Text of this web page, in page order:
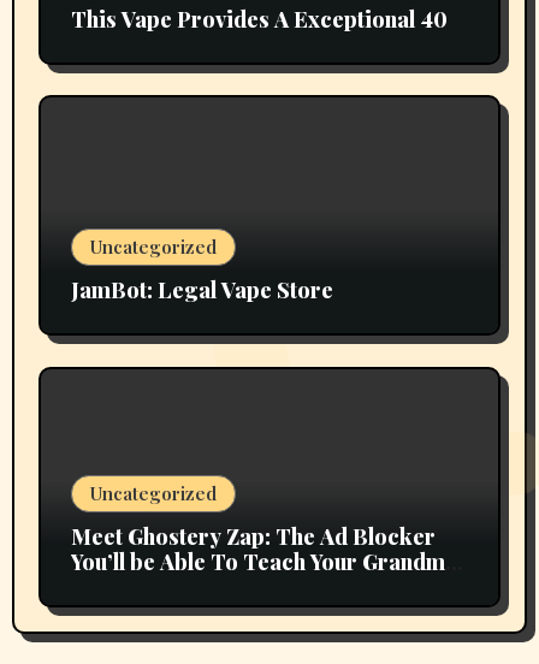
This Vape Provides A Exceptional 40
Uncategorized
JamBot: Legal Vape Store
Uncategorized
Meet Ghostery Zap: The Ad Blocker
You’ll be Able To Teach Your Grandma